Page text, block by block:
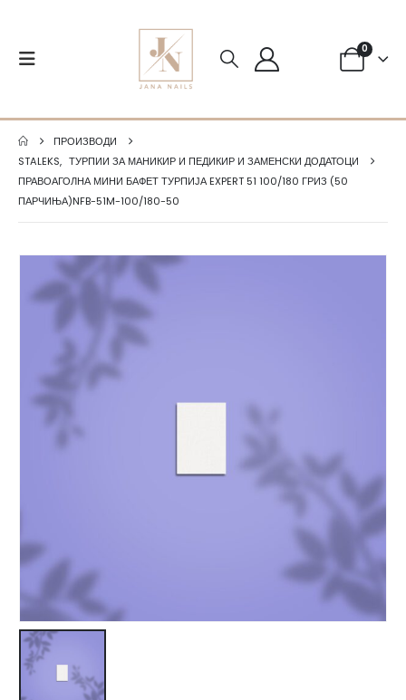
0
ПРОИЗВОДИ
STALEKS, ТУРПИИ ЗА МАНИКИР И ПЕДИКИР И ЗАМЕНСКИ ДОДАТОЦИ
ПРАВОАГОЛНА МИНИ БАФЕТ ТУРПИЈА EXPERT 51 100/180 ГРИЗ (50
ПАРЧИЊА)NFB-51M-100/180-50